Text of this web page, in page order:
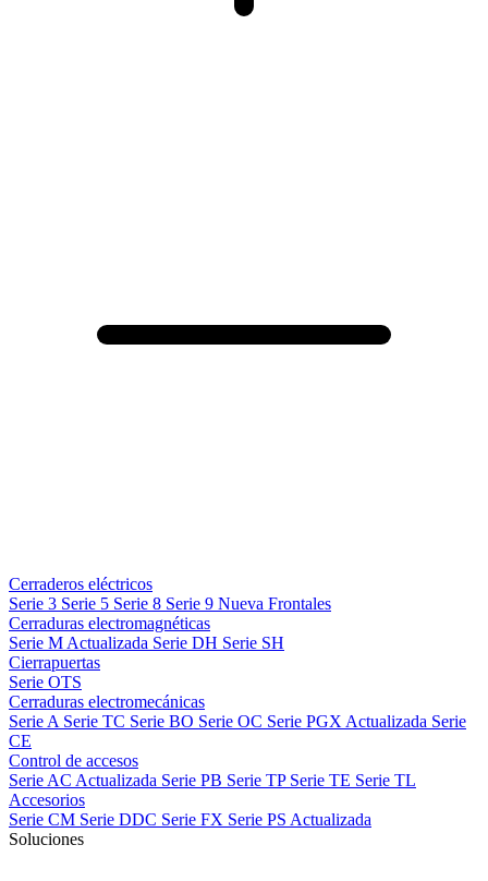
Cerraderos eléctricos
Serie 3 Serie 5 Serie 8 Serie 9 Nueva Frontales
Cerraduras electromagnéticas
Serie M Actualizada Serie DH Serie SH
Cierrapuertas
Serie OTS
Cerraduras electromecánicas
Serie A Serie TC Serie BO Serie OC Serie PGX Actualizada Serie
CE
Control de accesos
Serie AC Actualizada Serie PB Serie TP Serie TE Serie TL
Accesorios
Serie CM Serie DDC Serie FX Serie PS Actualizada
Soluciones